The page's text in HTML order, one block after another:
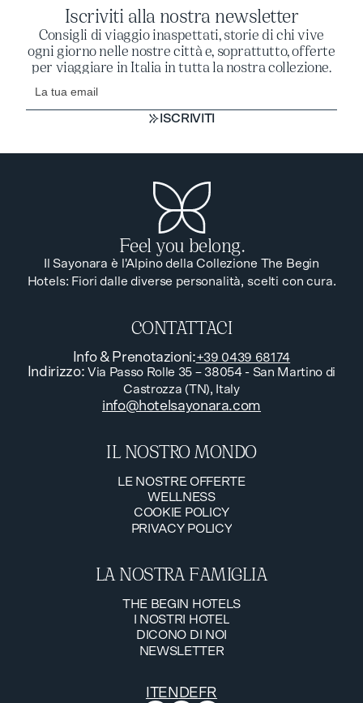
Iscriviti alla nostra newsletter
Consigli di viaggio inaspettati, storie di chi vive
ogni giorno nelle nostre città e, soprattutto, offerte
per viaggiare in Italia in tutta la nostra collezione.
ISCRIVITI
Feel you belong.
Il Sayonara è l'Alpino della Collezione The Begin
Hotels: Fiori dalle diverse personalità, scelti con cura.
CONTATTACI
Info & Prenotazioni:+39 0439 68174
Indirizzo: Via Passo Rolle 35 – 38054 - San Martino di
Castrozza (TN), Italy
info@hotelsayonara.com
IL NOSTRO MONDO
LE NOSTRE OFFERTE
LE NOSTRE OFFERTE
WELLNESS
WELLNESS
COOKIE POLICY
COOKIE POLICY
PRIVACY POLICY
LA NOSTRA FAMIGLIA
THE BEGIN HOTELS
THE BEGIN HOTELS
I NOSTRI HOTEL
I NOSTRI HOTEL
DICONO DI NOI
DICONO DI NOI
NEWSLETTER
ITEN DE FR